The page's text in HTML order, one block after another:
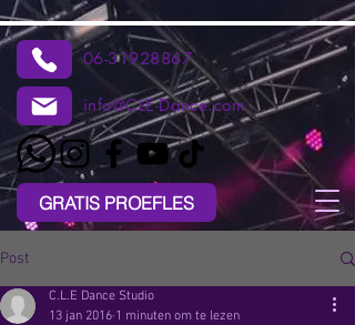
06-31928867
info@CLE-Dance.com
GRATIS PROEFLES
Post
C.L.E Dance Studio
13 jan 2016 1 minuten om te lezen